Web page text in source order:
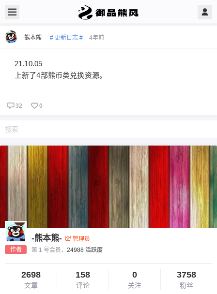
-熊本熊- # 更新日志 # 4年前
21.10.05
上新了4部熊币类兑换资源。
32 0
作者
-熊本熊-
管理员
第 1 号会员， 24988 活跃度
2698
文章
158
评论
0
关注
3758
粉丝